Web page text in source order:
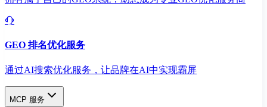
GEO 排名优化服务
通过AI搜索优化服务，让品牌在AI中实现霸屏
MCP 服务